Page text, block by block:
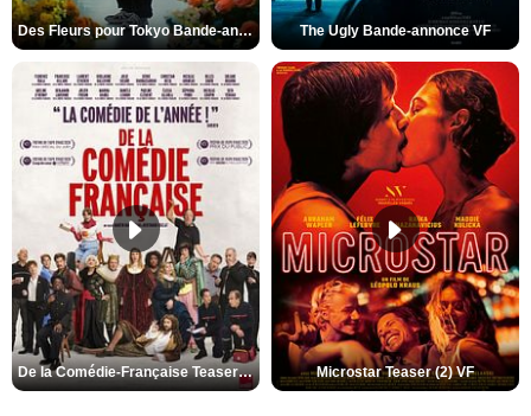
Des Fleurs pour Tokyo Bande-annonce VO STFR The Ugly Bande-annonce VF
De la Comédie-Française Teaser (3) VF Microstar Teaser (2) VF